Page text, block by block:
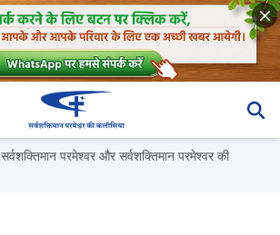
सर्वशक्तिमान परमेश्वर और सर्वशक्तिमान परमेश्वर की